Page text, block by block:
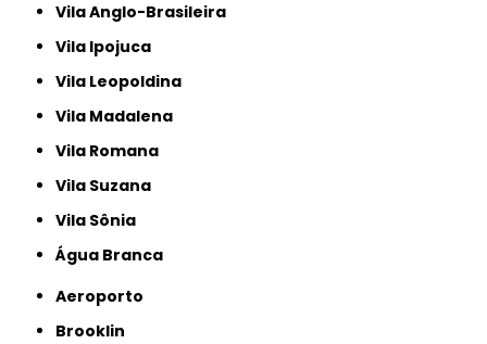
Vila Anglo-Brasileira
Vila Ipojuca
Vila Leopoldina
Vila Madalena
Vila Romana
Vila Suzana
Vila Sônia
Água Branca
Aeroporto
Brooklin